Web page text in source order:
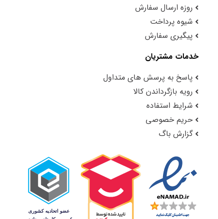
روزه ارسال سفارش
شیوه پرداخت
پیگیری سفارش
خدمات مشتریان
پاسخ به پرسش های متداول
رویه بازگرداندن کالا
شرایط استفاده
حریم خصوصی
گزارش باگ